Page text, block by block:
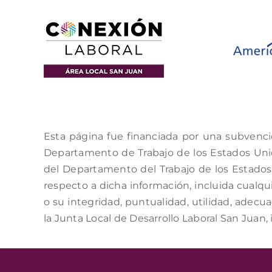
Esta página fue financiada por una
Departamento de Trabajo de los Estados
del Departamento del Trabajo de los
respecto a dicha información, incluida
o su integridad, puntualidad, utilidad,
la Junta Local de Desarrollo Laboral San